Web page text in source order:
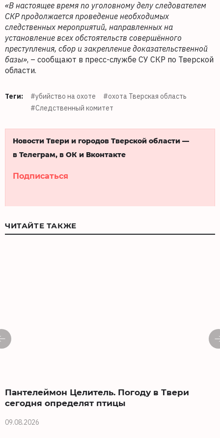
«В настоящее время по уголовному делу следователем
СКР продолжается проведение необходимых
следственных мероприятий, направленных на
установление всех обстоятельств совершённого
преступления, сбор и закрепление доказательственной
базы», – сообщают в пресс-службе СУ СКР по Тверской
области.
Теги: #убийство на охоте
#охота Тверская область
#Следственный комитет
Новости Твери и городов Тверской области —
в Телеграм, в ОК и Вконтакте
Подписаться
ЧИТАЙТЕ ТАКЖЕ
Пантелеймон Целитель. Погоду в Твери
сегодня определят птицы
09.08.2026